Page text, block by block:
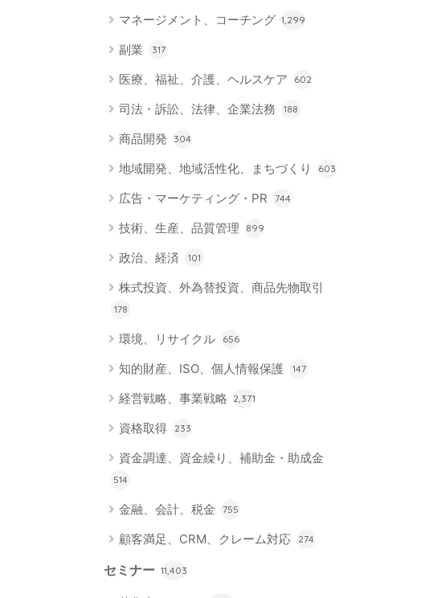
マネージメント、コーチング 1,299
副業 317
医療、福祉、介護、ヘルスケア 602
司法・訴訟、法律、企業法務 188
商品開発 304
地域開発、地域活性化、まちづくり 603
広告・マーケティング・PR 744
技術、生産、品質管理 899
政治、経済 101
株式投資、外為替投資、商品先物取引
178
環境、リサイクル 656
知的財産、ISO、個人情報保護 147
経営戦略、事業戦略 2,371
資格取得 233
資金調達、資金繰り、補助金・助成金
514
金融、会計、税金 755
顧客満足、CRM、クレーム対応 274
セミナー 11,403